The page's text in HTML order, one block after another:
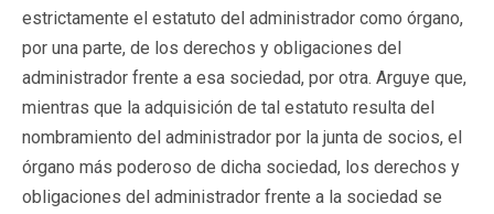
estrictamente el estatuto del administrador como órgano,
por una parte, de los derechos y obligaciones del
administrador frente a esa sociedad, por otra. Arguye que,
mientras que la adquisición de tal estatuto resulta del
nombramiento del administrador por la junta de socios, el
órgano más poderoso de dicha sociedad, los derechos y
obligaciones del administrador frente a la sociedad se